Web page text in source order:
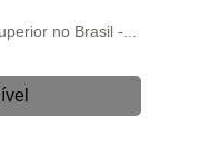
no Brasil -...